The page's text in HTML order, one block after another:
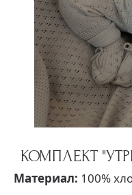
КОМПЛЕКТ
Материал: 100%